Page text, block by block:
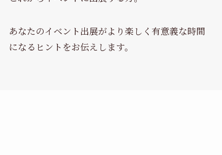
あなたのイベント出展がより楽しく有意義な時間
になるヒントをお伝えします。